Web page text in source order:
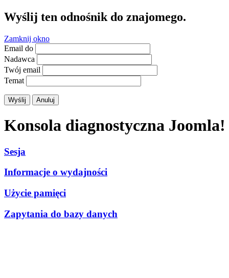
Wyślij ten odnośnik do znajomego.
Zamknij okno
Email do
Nadawca
Twój email
Temat
Wyślij Anuluj
Konsola diagnostyczna Joomla!
Sesja
Informacje o wydajności
Użycie pamięci
Zapytania do bazy danych